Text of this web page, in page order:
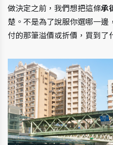
做決定之前，我們想把這條承
楚。不是為了說服你選哪一邊
付的那筆溢價或折價，買到了